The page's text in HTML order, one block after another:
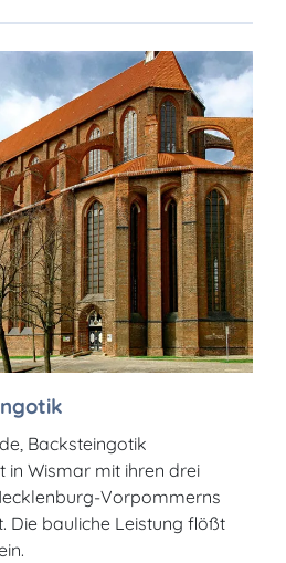
Backsteingotik
in Wismar mit ihren drei
Vorpommerns
Die bauliche Leistung flößt